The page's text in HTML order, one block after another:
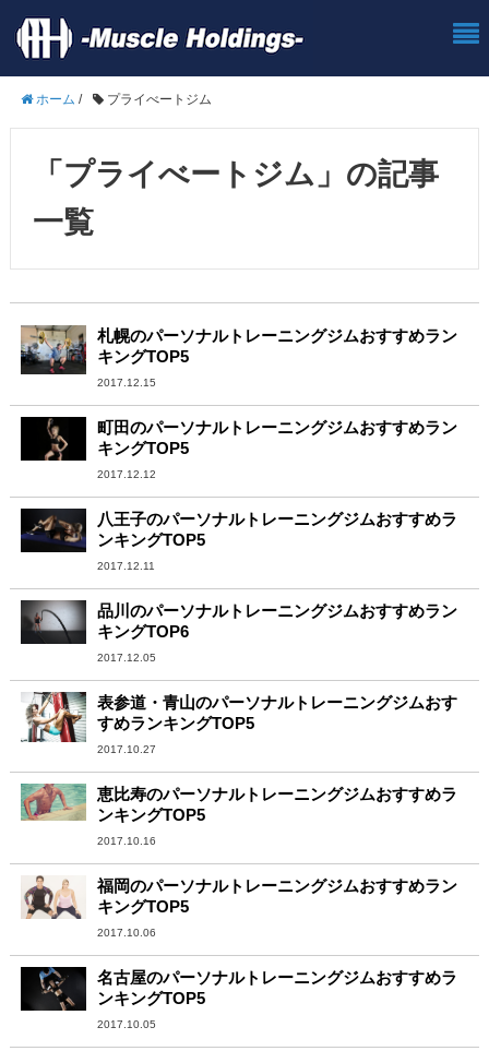
ホーム / プライべートジム
「プライべートジム」の記事
一覧
札幌のパーソナルトレーニングジムおすすめラン
キングTOP5
2017.12.15
町田のパーソナルトレーニングジムおすすめラン
キングTOP5
2017.12.12
八王子のパーソナルトレーニングジムおすすめラ
ンキングTOP5
2017.12.11
品川のパーソナルトレーニングジムおすすめラン
キングTOP6
2017.12.05
表参道・青山のパーソナルトレーニングジムおす
すめランキングTOP5
2017.10.27
恵比寿のパーソナルトレーニングジムおすすめラ
ンキングTOP5
2017.10.16
福岡のパーソナルトレーニングジムおすすめラン
キングTOP5
2017.10.06
名古屋のパーソナルトレーニングジムおすすめラ
ンキングTOP5
2017.10.05